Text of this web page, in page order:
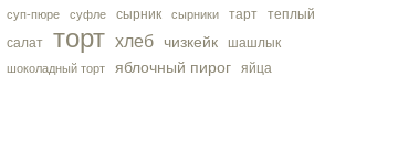
суп-пюре суфле сырник сырники тарт
теплый
салат
торт хлеб чизкейк шашлык
шоколадный торт яблочный пирог яйца